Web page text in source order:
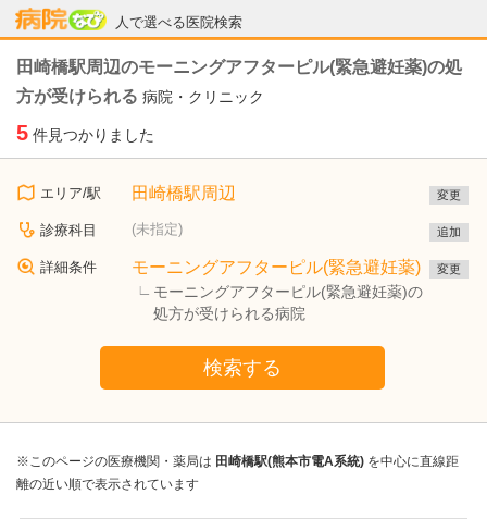
人で選べる医院検索
病院なび
田崎橋駅周辺のモーニングアフターピル(緊急避妊薬)の処
方が受けられる 病院・クリニック
5 件見つかりました
エリア/駅 田崎橋駅周辺 変更
診療科目 (未指定) 追加
詳細条件 モーニングアフターピル(緊急避妊薬)
モーニングアフターピル(緊急避妊薬)の
処方が受けられる病院
変更
検索する
※このページの医療機関・薬局は 田崎橋駅(熊本市電A系統) を中心に直線距
離の近い順で表示されています